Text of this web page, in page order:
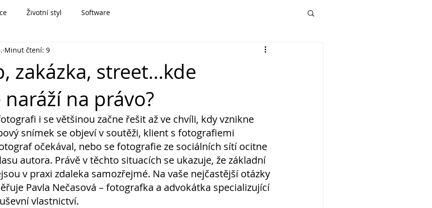
Životní styl Software
zakázka, street…kde
na právo?
Minut čtení: 9
i se většinou začne řešit až ve chvíli, kdy vznikne
snímek se objeví v soutěži, klient s fotografiemi
očekával, nebo se fotografie ze sociálních sítí ocitne
autora. Právě v těchto situacích se ukazuje, že základní
v praxi zdaleka samozřejmé. Na vaše nejčastější otázky
Pavla Nečasová – fotografka a advokátka specializující
vlastnictví.